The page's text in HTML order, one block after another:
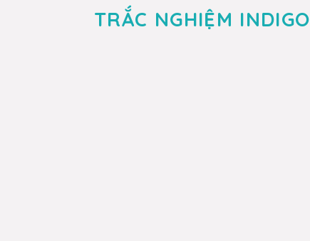
TRẮC NGHIỆM INDIGO